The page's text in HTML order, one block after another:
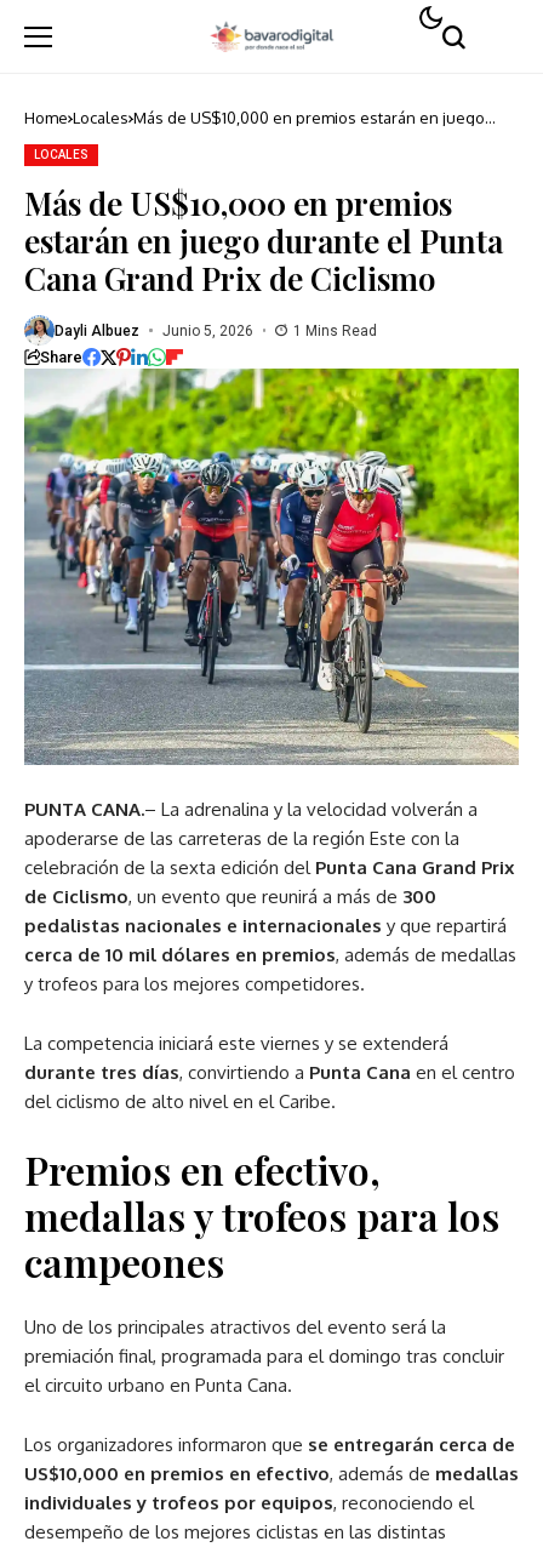
Home Locales Más de US$10,000 en premios estarán en juego
LOCALES
Más de US$10,000 en premios
estarán en juego durante el Punta
Cana Grand Prix de Ciclismo
Dayli Albuez Junio 5, 2026 1 Mins Read
Share
PUNTA CANA.– La adrenalina y la velocidad volverán a
apoderarse de las carreteras de la región Este con la
celebración de la sexta edición del Punta Cana Grand Prix
de Ciclismo, un evento que reunirá a más de 300
pedalistas nacionales e internacionales y que repartirá
cerca de 10 mil dólares en premios, además de medallas
y trofeos para los mejores competidores.
La competencia iniciará este viernes y se extenderá
durante tres días, convirtiendo a Punta Cana en el centro
del ciclismo de alto nivel en el Caribe.
Premios en efectivo,
medallas y trofeos para los
campeones
Uno de los principales atractivos del evento será la
premiación final, programada para el domingo tras concluir
el circuito urbano en Punta Cana.
Los organizadores informaron que se entregarán cerca de
US$10,000 en premios en efectivo, además de medallas
individuales y trofeos por equipos, reconociendo el
desempeño de los mejores ciclistas en las distintas